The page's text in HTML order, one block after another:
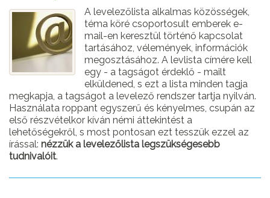
A levelezőlista alkalmas közösségek,
téma köré csoportosult emberek e-
mail-en keresztül történő kapcsolat
tartásához, vélemények, információk
megosztásához. A levlista címére kell
egy - a tagságot érdeklő - mailt
elküldened, s ezt a lista minden tagja
megkapja, a tagságot a levelező rendszer tartja nyilván.
Használata roppant egyszerű és kényelmes, csupán az
első részvételkor kíván némi áttekintést a
lehetőségekről, s most pontosan ezt tesszük ezzel az
írással: nézzük a levelezőlista legszükségesebb
tudnivalóit.